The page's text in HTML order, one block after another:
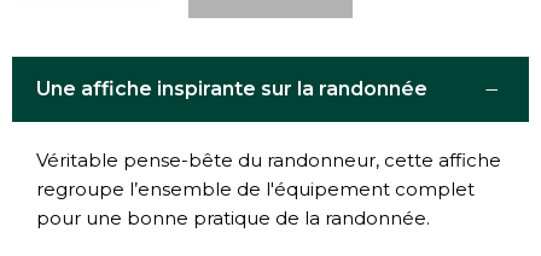
Une affiche inspirante sur la randonnée −
Véritable pense-bête du randonneur, cette affiche
regroupe l’ensemble de l'équipement complet
pour une bonne pratique de la randonnée.